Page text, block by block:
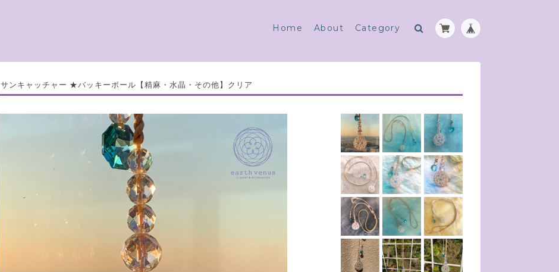
Home About Category
サンキャッチャー ★バッキーボール【精麻・水晶・その他】クリア